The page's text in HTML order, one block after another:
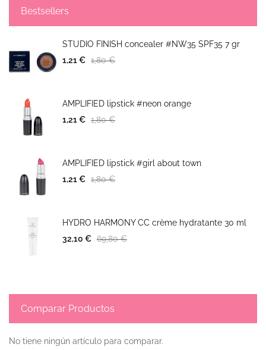
Bestsellers
STUDIO FINISH concealer #NW35 SPF35 7 gr
1,21 € 1,80 €
AMPLIFIED lipstick #neon orange
1,21 € 1,80 €
AMPLIFIED lipstick #girl about town
1,21 € 1,80 €
HYDRO HARMONY CC crème hydratante 30 ml
32,10 € 69,80 €
Comparar Productos
No tiene ningún artículo para comparar.